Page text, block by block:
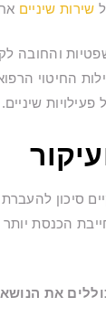
שירות שיניים
והחובה
על שיפור
שיניים.
סיכון
הכנסת יותר
את